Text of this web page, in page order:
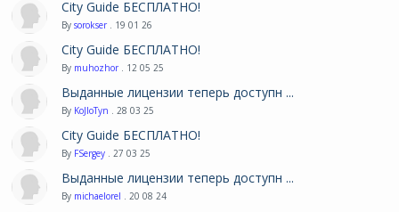
City Guide БЕСПЛАТНО!
By sorokser . 19 01 26
City Guide БЕСПЛАТНО!
By muhozhor . 12 05 25
Выданные лицензии теперь доступн ...
By KoJIoTyn . 28 03 25
City Guide БЕСПЛАТНО!
By FSergey . 27 03 25
Выданные лицензии теперь доступн ...
By michaelorel . 20 08 24